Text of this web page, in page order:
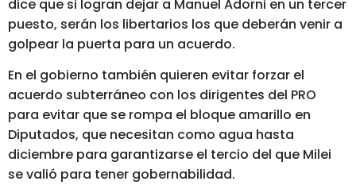
dice que si logran dejar a Manuel Adorni en un tercer
puesto, serán los libertarios los que deberán venir a
golpear la puerta para un acuerdo.
En el gobierno también quieren evitar forzar el
acuerdo subterráneo con los dirigentes del PRO
para evitar que se rompa el bloque amarillo en
Diputados, que necesitan como agua hasta
diciembre para garantizarse el tercio del que Milei
se valió para tener gobernabilidad.